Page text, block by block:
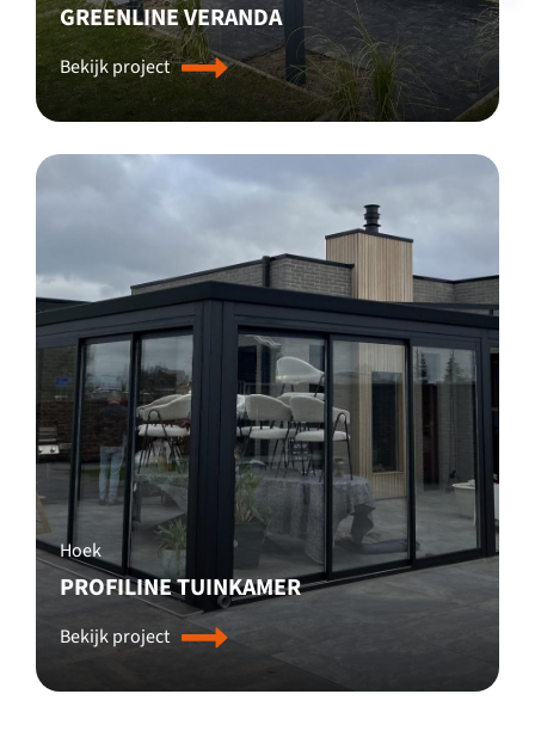
GREENLINE VERANDA
Bekijk project
Hoek
PROFILINE TUINKAMER
Bekijk project